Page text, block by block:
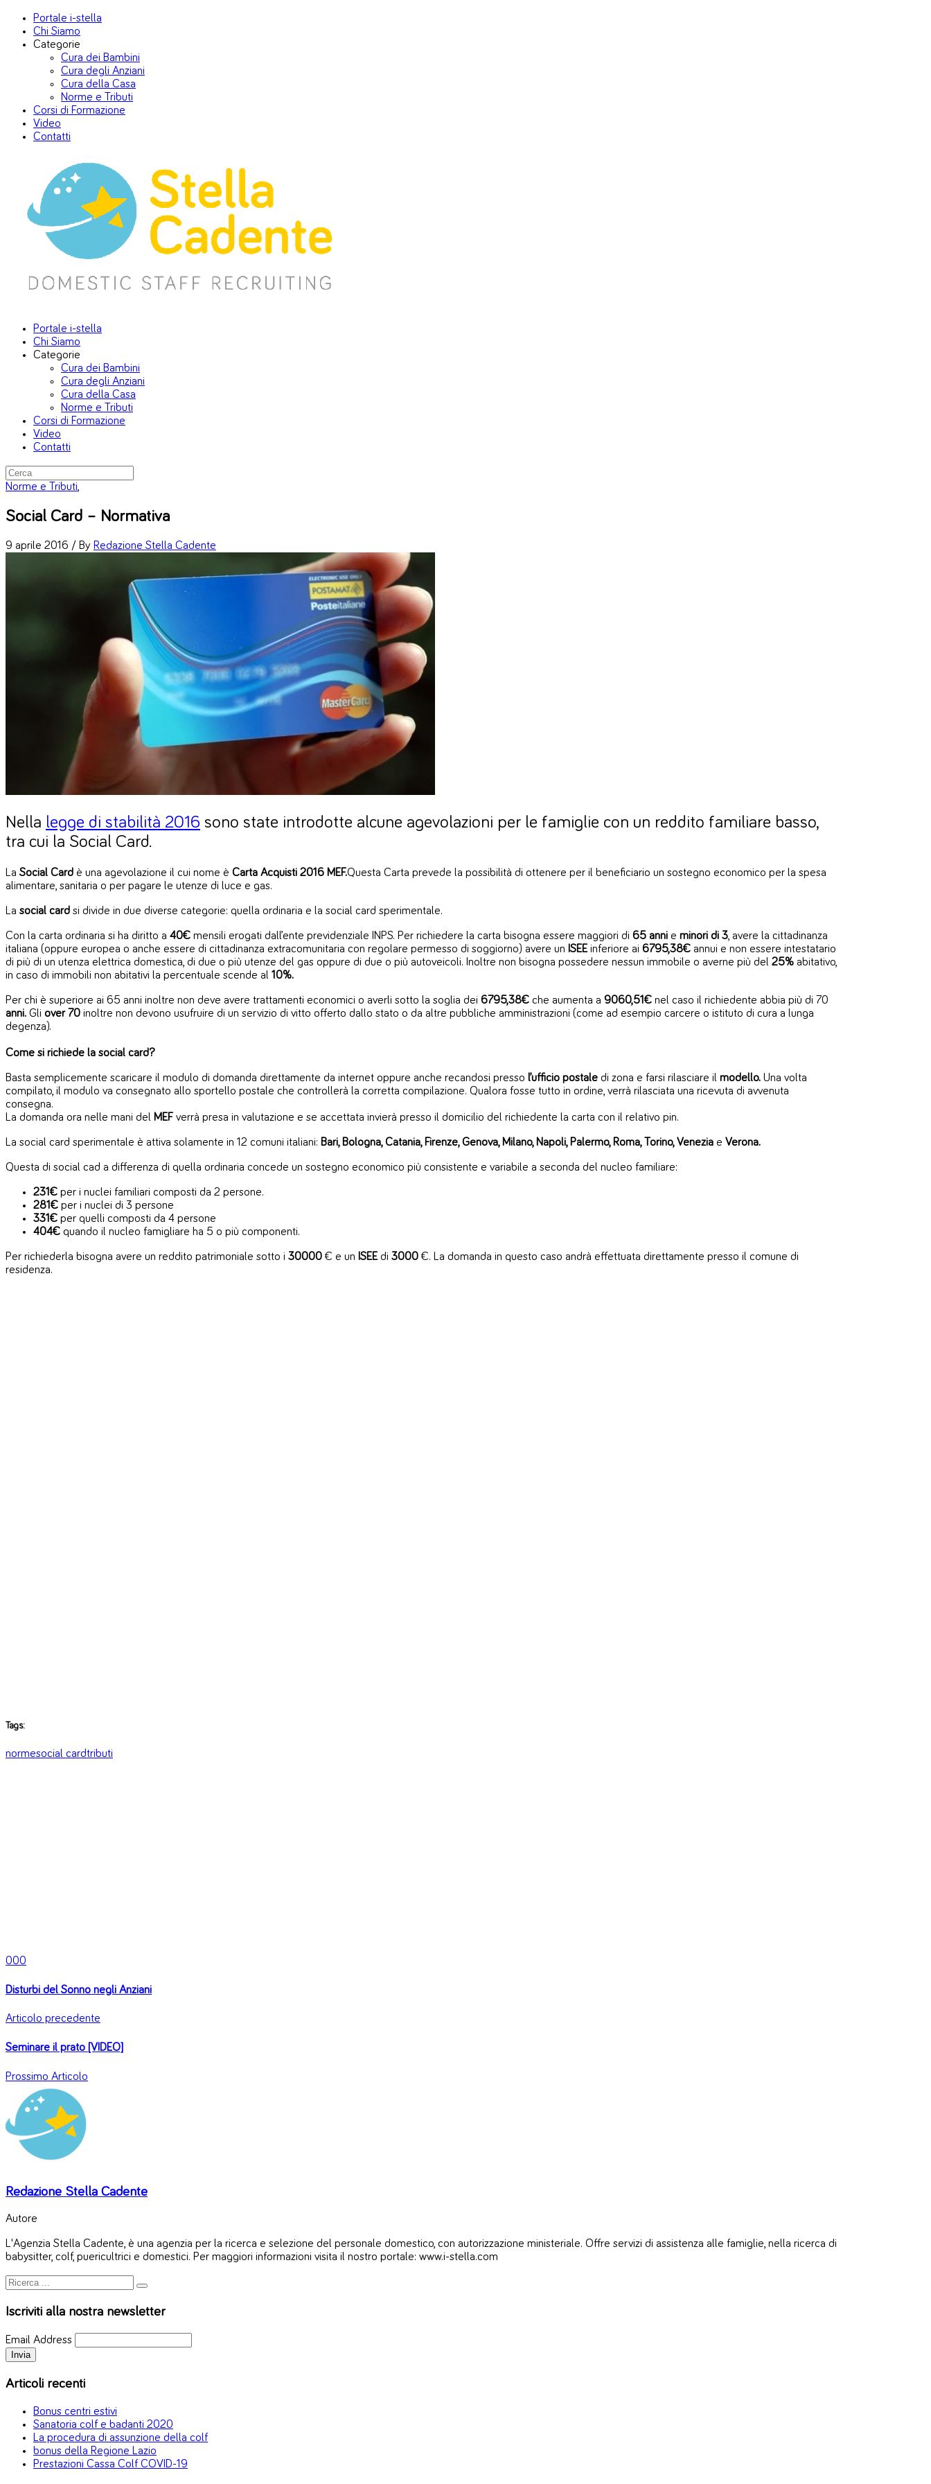
Portale i-stella
Chi Siamo
Categorie
Cura dei Bambini
Cura degli Anziani
Cura della Casa
Norme e Tributi
Corsi di Formazione
Video
Contatti
Portale i-stella
Chi Siamo
Categorie
Cura dei Bambini
Cura degli Anziani
Cura della Casa
Norme e Tributi
Corsi di Formazione
Video
Contatti
Norme e Tributi,
Social Card – Normativa
9 aprile 2016 / By Redazione Stella Cadente
Nella legge di stabilità 2016 sono state introdotte alcune agevolazioni per le famiglie con un reddito familiare basso,
tra cui la Social Card.
La Social Card è una agevolazione il cui nome è Carta Acquisti 2016 MEF.Questa Carta prevede la possibilità di ottenere per il beneficiario un sostegno economico per la spesa
alimentare, sanitaria o per pagare le utenze di luce e gas.
La social card si divide in due diverse categorie: quella ordinaria e la social card sperimentale.
Con la carta ordinaria si ha diritto a 40€ mensili erogati dall’ente previdenziale INPS. Per richiedere la carta bisogna essere maggiori di 65 anni e minori di 3, avere la cittadinanza
italiana (oppure europea o anche essere di cittadinanza extracomunitaria con regolare permesso di soggiorno) avere un ISEEinferiore ai 6795,38€ annui e non essere intestatario
di più di un utenza elettrica domestica, di due o più utenze del gas oppure di due o più autoveicoli. Inoltre non bisogna possedere nessun immobile o averne più del 25% abitativo,
in caso di immobili non abitativi la percentuale scende al 10%.
Per chi è superiore ai 65 anni inoltre non deve avere trattamenti economici o averli sotto la soglia dei 6795,38€ che aumenta a 9060,51€ nel caso il richiedente abbia più di 70
anni. Gli over 70 inoltre non devono usufruire di un servizio di vitto offerto dallo stato o da altre pubbliche amministrazioni (come ad esempio carcere o istituto di cura a lunga
degenza).
Come si richiede la social card?
Basta semplicemente scaricare il modulo di domanda direttamente da internet oppure anche recandosi presso l’ufficio postale di zona e farsi rilasciare il modello. Una volta
compilato, il modulo va consegnato allo sportello postale che controllerà la corretta compilazione. Qualora fosse tutto in ordine, verrà rilasciata una ricevuta di avvenuta
consegna.
La domanda ora nelle mani del MEF verrà presa in valutazione e se accettata invierà presso il domicilio del richiedente la carta con il relativo pin.
La social card sperimentale è attiva solamente in 12 comuni italiani: Bari, Bologna, Catania, Firenze, Genova, Milano, Napoli, Palermo, Roma, Torino, Venezia e Verona.
Questa di social cad a differenza di quella ordinaria concede un sostegno economico più consistente e variabile a seconda del nucleo familiare:
231€ per i nuclei familiari composti da 2 persone.
281€ per i nuclei di 3 persone
331€ per quelli composti da 4 persone
404€ quando il nucleo famigliare ha 5 o più componenti.
Per richiederla bisogna avere un reddito patrimoniale sotto i 30000 € e un ISEEdi 3000 €. La domanda in questo caso andrà effettuata direttamente presso il comune di
residenza.
Tags:
normesocial cardtributi
000
Disturbi del Sonno negli Anziani
Articolo precedente
Seminare il prato [VIDEO]
Prossimo Articolo
Redazione Stella Cadente
Autore
L'Agenzia Stella Cadente, è una agenzia per la ricerca e selezione del personale domestico, con autorizzazione ministeriale. Offre servizi di assistenza alle famiglie, nella ricerca di
babysitter, colf, puericultrici e domestici. Per maggiori informazioni visita il nostro portale: www.i-stella.com
Iscriviti alla nostra newsletter
Email Address
Articoli recenti
Bonus centri estivi
Sanatoria colf e badanti 2020
La procedura di assunzione della colf
bonus della Regione Lazio
Prestazioni Cassa Colf COVID-19